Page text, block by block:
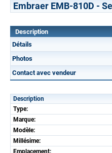
Embraer EMB-810D -
Description
Détails
Photos
Contact avec vendeur
Description
Type:
Marque:
Modèle:
Millésime:
Emplacement: